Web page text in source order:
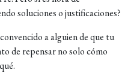
soluciones o justificaciones?
a alguien de que tu
de repensar no solo cómo